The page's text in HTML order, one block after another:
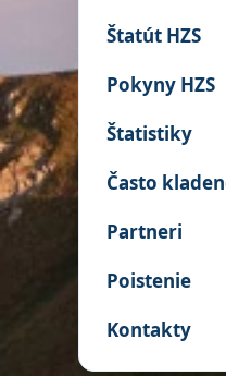
Štatút HZS
Pokyny HZS
Štatistiky
Často
Partneri
Poistenie
Kontakty